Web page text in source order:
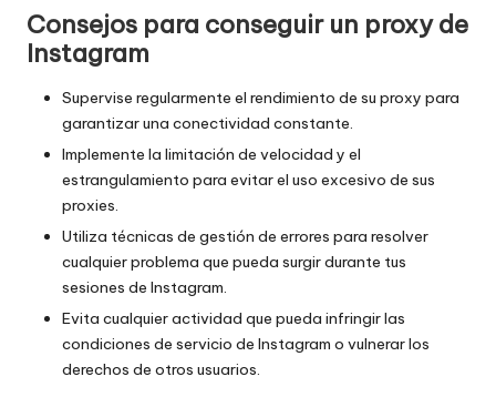
Consejos para conseguir un proxy de
Instagram
Supervise regularmente el rendimiento de su proxy para
garantizar una conectividad constante.
Implemente la limitación de velocidad y el
estrangulamiento para evitar el uso excesivo de sus
proxies.
Utiliza técnicas de gestión de errores para resolver
cualquier problema que pueda surgir durante tus
sesiones de Instagram.
Evita cualquier actividad que pueda infringir las
condiciones de servicio de Instagram o vulnerar los
derechos de otros usuarios.